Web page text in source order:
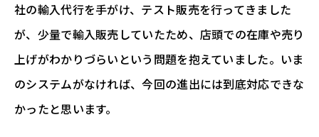
社の輸入代行を手がけ、テスト販売を行ってきました
が、少量で輸入販売していたため、店頭での在庫や売り
上げがわかりづらいという問題を抱えていました。いま
のシステムがなければ、今回の進出には到底対応できな
かったと思います。